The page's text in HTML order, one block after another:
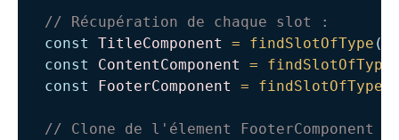
// Récupération de chaque slot :
const
TitleComponent = findSlotOfType (
const
ContentComponent = findSlotOfType
const
FooterComponent = findSlotOfType
// Clone de l'élement